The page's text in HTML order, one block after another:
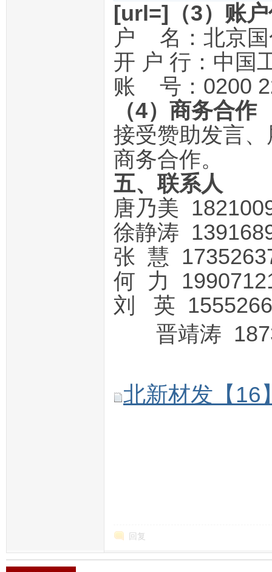
[url=]（3）账
户 名：北京国
开 户 行：中国
账 号：0200
（4）商务合作
接受赞助发言
商务合作。
五、联系人
唐乃美
徐静涛
张 慧
何 力
刘 英
晋靖涛
北新材发【16
回复